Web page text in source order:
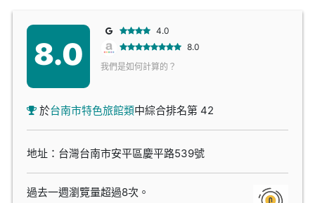
8.0
4.0
8.0
我們是如何計算的？
於台南市特色旅館類中綜合排名第 42
地址：台灣台南市安平區慶平路539號
過去一週瀏覽量超過8次。